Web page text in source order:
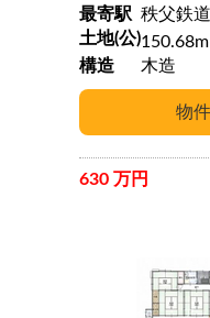
最寄駅
土地(公)150.68m
構造 木造
630 万円